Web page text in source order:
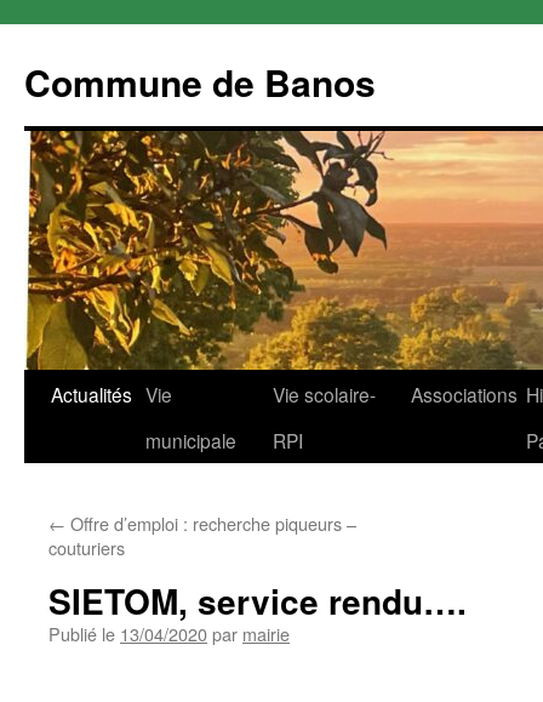
Commune de Banos
Aller
Actualités Vie
municipale
Vie scolaire-
RPI
Associations
← Offre d’emploi : recherche piqueurs –
couturiers
SIETOM, service rendu….
Publié le 13/04/2020par mairie